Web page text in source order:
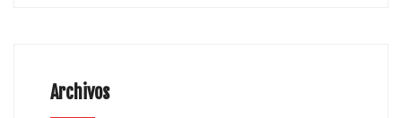
Archivos